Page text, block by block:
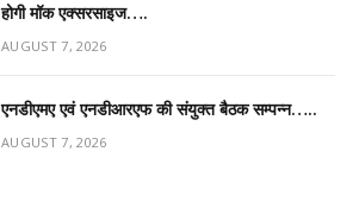
होगी मॉक एक्सरसाइज….
AUGUST 7, 2026
एनडीएमए एवं एनडीआरएफ की संयुक्त बैठक सम्पन्न…..
AUGUST 7, 2026